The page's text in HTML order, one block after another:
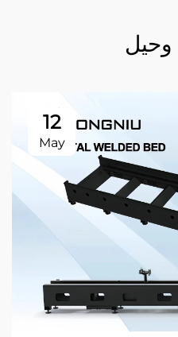
وحيل
12
May